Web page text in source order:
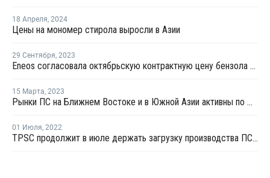
18 Апреля, 2024
Цены на мономер стирола выросли в Азии
29 Сентября, 2023
Eneos согласовала октябрьскую контрактную цену бензола в Азии
15 Марта, 2023
Рынки ПС на Ближнем Востоке и в Южной Азии активны по мере стабилизации цен стирола
01 Июля, 2022
TPSC продолжит в июле держать загрузку производства ПС на уровне 80%